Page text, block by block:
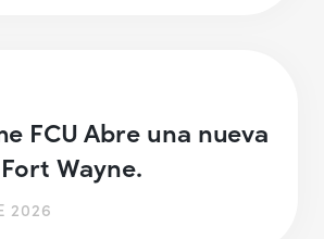
FCU Abre una nueva
Wayne.
2026